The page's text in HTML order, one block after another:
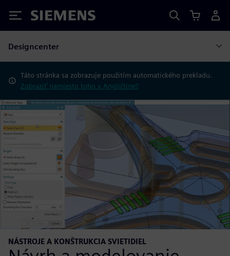
Siemens
Designcenter
Táto stránka sa zobrazuje použitím automatického prekladu.
Zobraziť namiesto toho v Angličtine?
NÁSTROJE A KONŠTRUKCIA SVIETIDIEL